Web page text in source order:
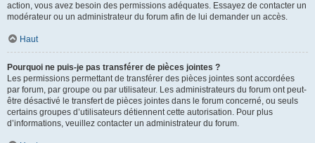
action, vous avez besoin des permissions adéquates. Essayez de contacter un
modérateur ou un administrateur du forum afin de lui demander un accès.
Haut
Pourquoi ne puis-je pas transférer de pièces jointes ?
Les permissions permettant de transférer des pièces jointes sont accordées
par forum, par groupe ou par utilisateur. Les administrateurs du forum ont peut-
être désactivé le transfert de pièces jointes dans le forum concerné, ou seuls
certains groupes d’utilisateurs détiennent cette autorisation. Pour plus
d’informations, veuillez contacter un administrateur du forum.